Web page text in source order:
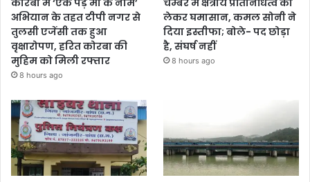
कोरबा में ‘एक पेड़ मां के नाम’
अभियान के तहत टीपी नगर से
तुलसी एजेंसी तक हुआ
वृक्षारोपण, हरित कोरबा की
मुहिम को मिली रफ्तार
8 hours ago
चेम्बर में क्षेत्रीय प्रतिनिधित्व को
लेकर घमासान, कमल सोनी ने
दिया इस्तीफा; बोले- पद छोड़ा
है, संघर्ष नहीं
8 hours ago